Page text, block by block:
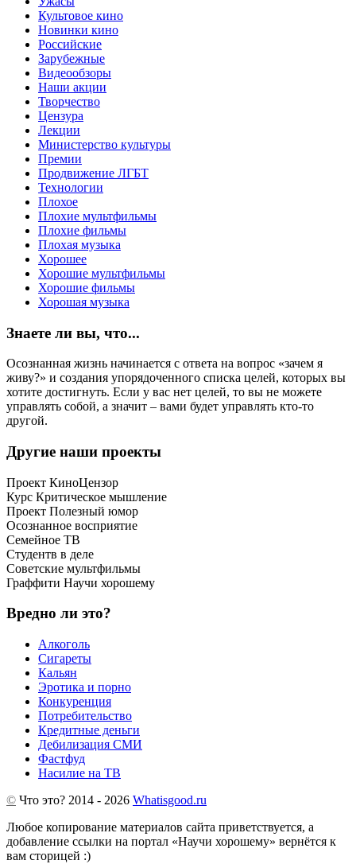
Культовое кино
Новинки кино
Российские
Зарубежные
Видеообзоры
Наши акции
Творчество
Цензура
Лекции
Министерство культуры
Премии
Продвижение ЛГБТ
Технологии
Плохое
Плохие мультфильмы
Плохие фильмы
Плохая музыка
Хорошее
Хорошие мультфильмы
Хорошие фильмы
Хорошая музыка
Знаете ли вы, что...
Осознанная жизнь начинается с ответа на вопрос «зачем я
живу?» и создания упорядоченного списка целей, которых вы
хотите достигнуть. Если у вас нет целей, то вы не можете
управлять собой, а значит – вами будет управлять кто-то
другой.
Другие наши проекты
Проект КиноЦензор
Курс Критическое мышление
Проект Полезный юмор
Осознанное восприятие
Семейное ТВ
Студентв в деле
Советские мультфильмы
Граффити Научи хорошему
Вредно ли это?
Алкоголь
Сигареты
Кальян
Эротика и порно
Конкуренция
Потребительство
Кредитные деньги
Дебилизация СМИ
Фастфуд
Насилие на ТВ
© Что это? 2014 - 2026 Whatisgood.ru
Любое копирование материалов сайта приветствуется, а
добавление ссылки на портал «Научи хорошему» вернётся к
вам сторицей :)